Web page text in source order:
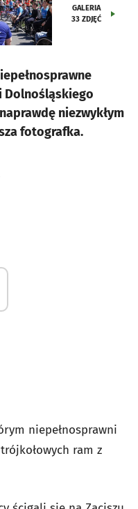
GALERIA
33 ZDJĘĆ
Dolnośląskiego
niezwykłym
fotografka.
niepełnosprawni
ram z